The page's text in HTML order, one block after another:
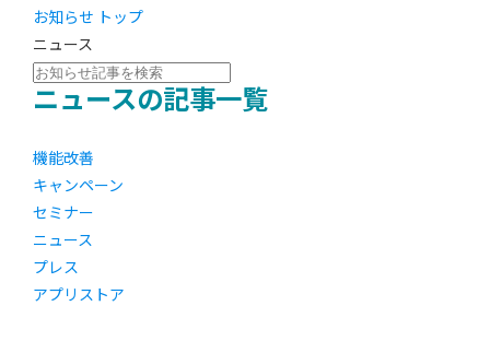
お知らせ トップ
ニュース
ニュースの記事一覧
機能改善
キャンペーン
セミナー
ニュース
プレス
アプリストア